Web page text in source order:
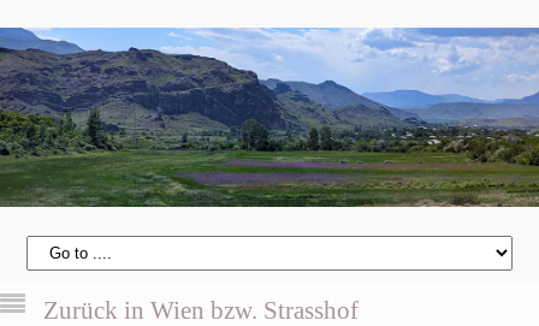
Zurück in Wien bzw. Strasshof